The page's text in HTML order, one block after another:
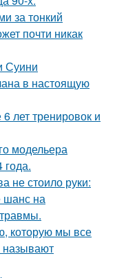
за тонкий
почти никак
Суини
в настоящую
лет тренировок и
модельера
не стоило руки:
шанс на
которую мы все
называют